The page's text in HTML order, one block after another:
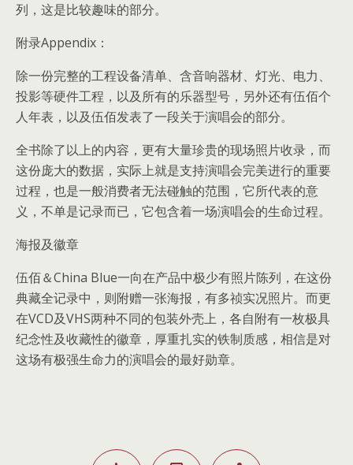
列，这是比较趣味的部分。
附录Appendix：
除一份完整的工程设备清单、含音响器材、灯光、电力、
投影等硬件工程，以及所有的乐器型号，另外还有伍佰个
人年表，以及伍佰发表了一段关于演唱会的部分。
全书除了以上的内容，更有大量珍贵的现场照片收录，而
这份庞大的数据，实际上就是支持演唱会完美进行的重要
过程，也是一般消费者无法碰触的范围，它所代表的意
义，不单是记录而已，它包含着一场演唱会的生命过程。
海报及徽章
伍佰＆China Blue一向在产品中极少有照片陈列，在这份
典藏全记录中，则附赠一张海报，有多祯实况照片。而更
在VCD及VHS两种不同的包装外壳上，各自附有一枚极具
纪念性及收藏性的徽章，厚重扎实的铁制质感，相信是对
这场有极强生命力的演唱会的最好勋章。